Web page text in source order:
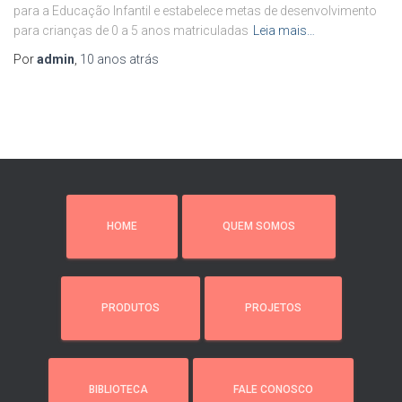
para a Educação Infantil e estabelece metas de desenvolvimento
para crianças de 0 a 5 anos matriculadas
Leia mais…
Poradmin 10 anos atrás
HOME QUEM SOMOS
PRODUTOS PROJETOS
BIBLIOTECA FALE CONOSCO